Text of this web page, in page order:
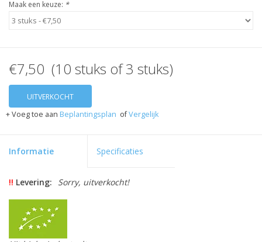
Maak een keuze: *
€7,50 (10 stuks of 3 stuks)
UITVERKOCHT
+ Voeg toe aan Beplantingsplan ofVergelijk
Informatie Specificaties
!! Levering: Sorry, uitverkocht!